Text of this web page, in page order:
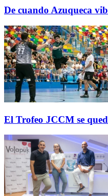
De cuando Azuqueca
El Trofeo JCCM se